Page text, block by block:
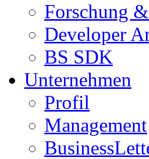
Forschung
Developer
BS SDK
Unternehmen
Profil
Management